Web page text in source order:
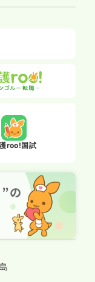
roo!国試